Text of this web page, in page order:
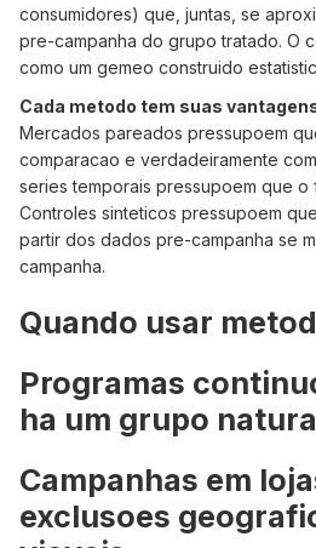
consumidores) que, juntas, se
pre-campanha do grupo tratado. O
como um gemeo construido
Cada metodo tem suas
Mercados pareados pressupoem
comparacao e verdadeiramente
series temporais pressupoem que
Controles sinteticos pressupoem
partir dos dados pre-campanha se
campanha.
Quando usar
Programas
ha um grupo
Campanhas em
exclusoes